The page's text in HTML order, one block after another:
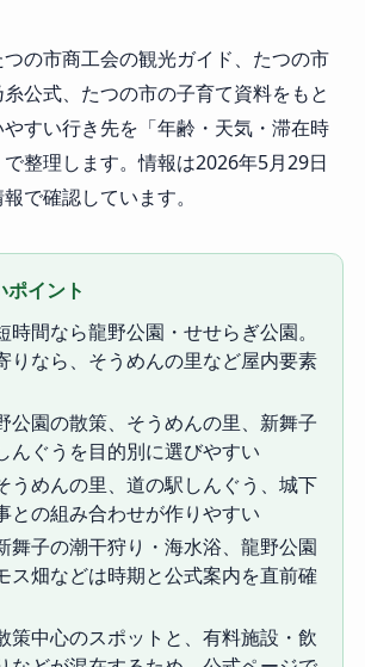
の市商工会の観光ガイド、たつの市
公式、たつの市の子育て資料をもと
すい行き先を「年齢・天気・滞在時
整理します。情報は2026年5月29日
で確認しています。
ポイント
時間なら龍野公園・せせらぎ公園。
りなら、そうめんの里など屋内要素
公園の散策、そうめんの里、新舞子
んぐうを目的別に選びやすい
うめんの里、道の駅しんぐう、城下
との組み合わせが作りやすい
舞子の潮干狩り・海水浴、龍野公園
ス畑などは時期と公式案内を直前確
策中心のスポットと、有料施設・飲